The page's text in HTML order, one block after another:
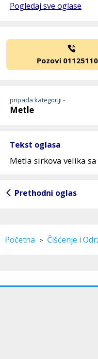
Pogledaj sve oglase
Pozovi
pripada kategoriji -
Metle
Tekst oglasa
Metla sirkova velika
Prethodni oglas
Početna > Čišćenje i